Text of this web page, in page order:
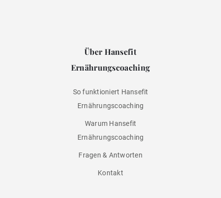
Über Hansefit
Ernährungscoaching
So funktioniert Hansefit
Ernährungscoaching
Warum Hansefit
Ernährungscoaching
Fragen & Antworten
Kontakt